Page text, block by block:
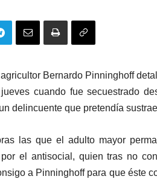
Bernardo Pinninghoff
cuando fue secuestrado
delincuente que pretendía
las que el adulto mayor
el antisocial, quien tras no
a Pinninghoff para que éste